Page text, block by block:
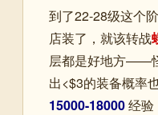
到了22-28级这个
店装了，就该转战
层都是好地方——
出<$3的装备概率
15000-18000经验